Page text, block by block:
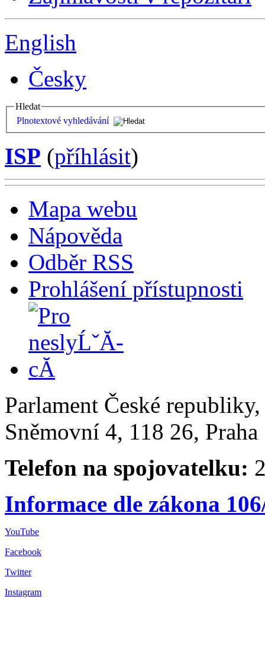
English
Česky
Hledat
Plnotextové vyhledávání
ISP (příhlásit)
Mapa webu
Nápověda
Odběr RSS
Prohlášení přístupnosti
Parlament České
Sněmovní 4, 118 26,
Telefon na spojovatelku:
Informace dle zákona
YouTube
Facebook
Twitter
Instagram